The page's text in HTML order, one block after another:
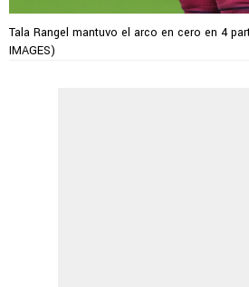
Tala Rangel mantuvo el arco en cero en 4
IMAGES)